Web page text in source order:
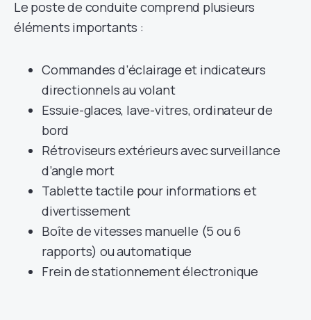
Le poste de conduite comprend plusieurs
éléments importants :
Commandes d’éclairage et indicateurs
directionnels au volant
Essuie-glaces, lave-vitres, ordinateur de
bord
Rétroviseurs extérieurs avec surveillance
d’angle mort
Tablette tactile pour informations et
divertissement
Boîte de vitesses manuelle (5 ou 6
rapports) ou automatique
Frein de stationnement électronique